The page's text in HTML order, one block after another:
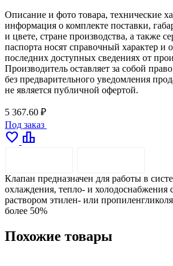
Описание и фото товара, технические
информация о комплекте поставки,
и цвете, стране производства, а также
паспорта носят справочный характер и
последних доступных сведениях от
Производитель оставляет за собой
без предварительного уведомления
не является публичной офертой.
5 367.60 ₽
Под заказ
favorite leaderboard
Клапан предназначен для работы в
охлаждения, тепло- и
раствором этилен- или
более 50%
Похожие товары